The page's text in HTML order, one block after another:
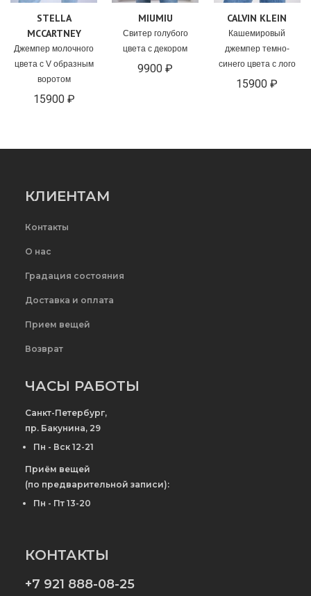
STELLA
MCCARTNEY
Джемпер молочного
цвета с V образным
воротом
15900 ₽
MIUMIU
Свитер голубого
цвета с декором
9900 ₽
CALVIN KLEIN
Кашемировый
джемпер темно-
синего цвета с лого
15900 ₽
КЛИЕНТАМ
Контакты
О нас
Градация состояния
Доставка и оплата
Прием вещей
Возврат
ЧАСЫ РАБОТЫ
Санкт-Петербург,
пр. Бакунина, 29
Пн - Вск 12-21
Приём вещей
(по предварительной записи):
Пн - Пт 13-20
КОНТАКТЫ
+7 921 888-08-25